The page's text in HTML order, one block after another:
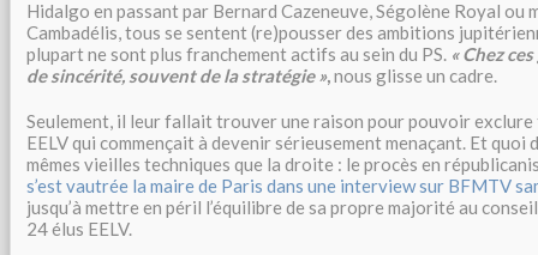
Hidalgo en passant par Bernard Cazeneuve, Ségolène Royal ou
Cambadélis, tous se sentent (re)pousser des ambitions
plupart ne sont plus franchement actifs au sein du PS. « Chez
de sincérité, souvent de la stratégie »,nous glisse un cadre.
Seulement, il leur fallait trouver une raison pour pouvoir
EELV qui commençait à devenir sérieusement menaçant. Et quoi
mêmes vieilles techniques que la droite : le procès en
s’est vautrée la maire de Paris dans une interview sur BFMTV
jusqu’à mettre en péril l’équilibre de sa propre majorité au
24 élus EELV.